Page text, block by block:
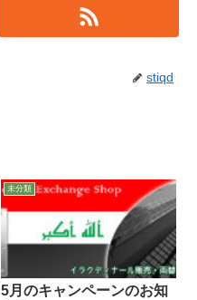
stiqd
未分類
5月のキャンペーンのお知